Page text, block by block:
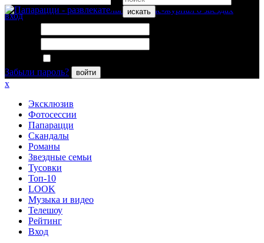
искать
вход
Забыли пароль?
войти
x
Эксклюзив
Фотосессии
Папарацци
Скандалы
Романы
Звездные семьи
Тусовки
Топ-10
LOOK
Музыка и видео
Телешоу
Рейтинг
Вход